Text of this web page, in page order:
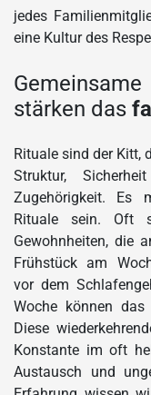
jedes
eine Kultur des
stärken das
Rituale sind der Kitt,
Struktur,
Zugehörigkeit. Es
Rituale sein. Oft
Gewohnheiten, die
Frühstück am
vor dem
Woche können das
Diese
Konstante im oft
Austausch und